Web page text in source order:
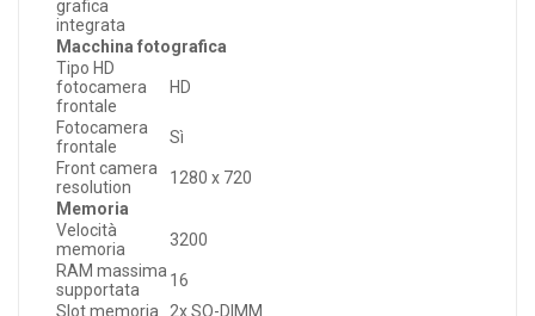
grafica
integrata
Macchina fotografica
Tipo HD
fotocamera
frontale
HD
Fotocamera
frontale
Sì
Front camera
resolution
1280 x 720
Memoria
Velocità
memoria
3200
RAM massima
supportata
16
Slot memoria 2x SO-DIMM